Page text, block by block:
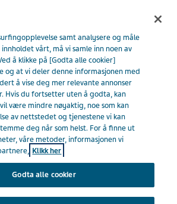
Våre medarbeidere
samt analysere og måle
vårt, må vi samle inn noen av
å klikke på [Godta alle cookier]
og at vi deler denne informasjonen med
å vise deg mer relevante annonser
Hvis du fortsetter uten å godta, kan
være mindre nøyaktig, noe som kan
av nettstedet og tjenestene vi kan
deg når som helst. For å finne ut
våre metoder, informasjonen vi
Klikk her
Godta alle cookier